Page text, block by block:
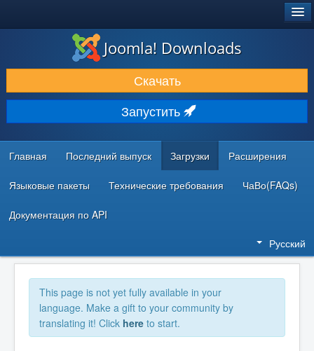
ЗАГРУЗКИ И РАСШИРЕНИЯ
ДОКУМЕНТАЦИЯ И ОБУЧЕНИЕ
СООБЩЕСТВО И ПОДДЕРЖКА
РЕСУРСЫ ДЛЯ РАЗРАБОТЧИКОВ
Joomla! Downloads
Скачать
Запустить
Главная Последний выпуск Загрузки Расширения
Языковые пакеты Технические требования ЧаВо(FAQs)
Документация по API
Русский
This page is not yet fully available in your
language. Make a gift to your community by
translating it! Click here to start.